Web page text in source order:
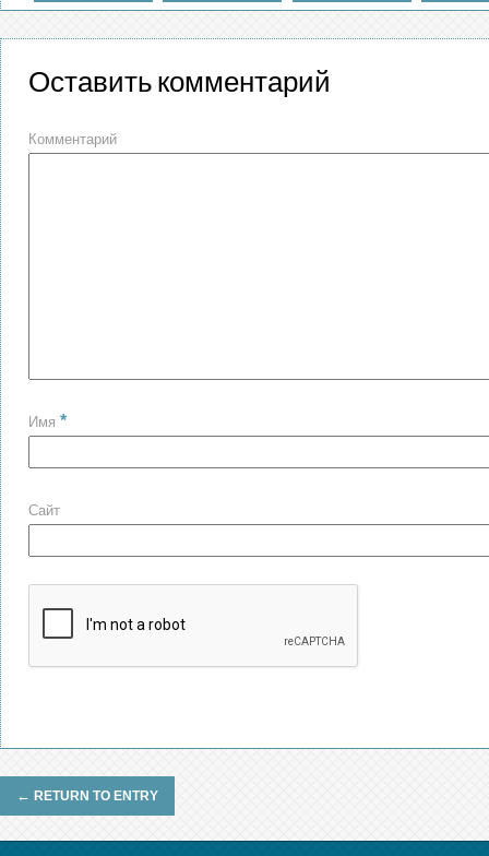
Оставить комментарий
Комментарий
Имя *
Сайт
← RETURN TO ENTRY